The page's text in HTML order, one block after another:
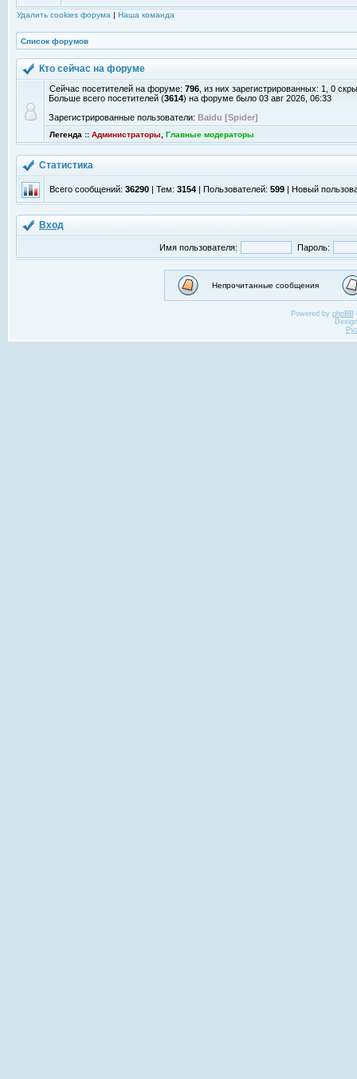
Удалить cookies форума | Наша команда
Список форумов
Кто сейчас на форуме
Сейчас посетителей на форуме: 796 , из них зарегистрированных: 1, 0
Больше всего посетителей (3614) на форуме было 03 авг 2026, 06:33
Зарегистрированные пользователи: Baidu [Spider]
Легенда :: Администраторы Главные модераторы
Статистика
Всего сообщений: 36290 | Тем: 3154 | Пользователей: 599 | Новый
Вход
Имя пользователя: Пароль:
Непрочитанные сообщения
Powered by phpBB